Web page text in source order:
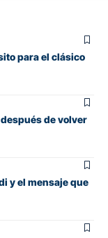
para el clásico
de volver
y el mensaje que